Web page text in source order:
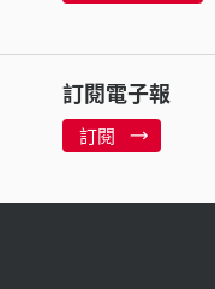
訂閱電子報
訂閱